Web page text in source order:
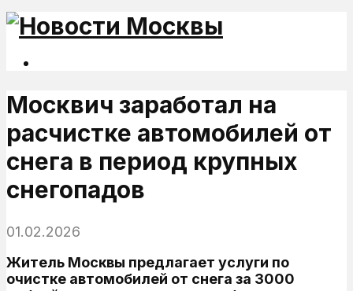
Москвич заработал на
расчистке автомобилей от
снега в период крупных
снегопадов
01.02.2026
Житель Москвы предлагает услуги по
очистке автомобилей от снега за 3000